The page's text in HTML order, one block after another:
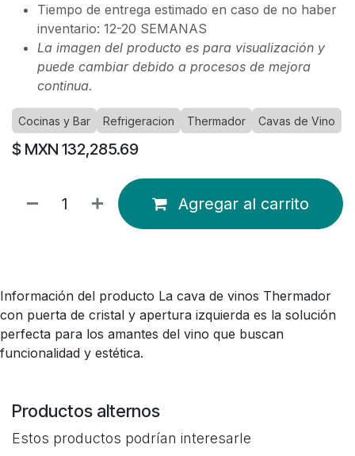
Tiempo de entrega estimado en caso de no haber
inventario: 12-20 SEMANAS
La imagen del producto es para visualización y
puede cambiar debido a procesos de mejora
continua.
Cocinas y Bar Refrigeracion Thermador Cavas de Vino
$ MXN 132,285.69
Agregar al carrito
Información del producto La cava de vinos Thermador
con puerta de cristal y apertura izquierda es la solución
perfecta para los amantes del vino que buscan
funcionalidad y estética.
Productos alternos
Estos productos podrían interesarle